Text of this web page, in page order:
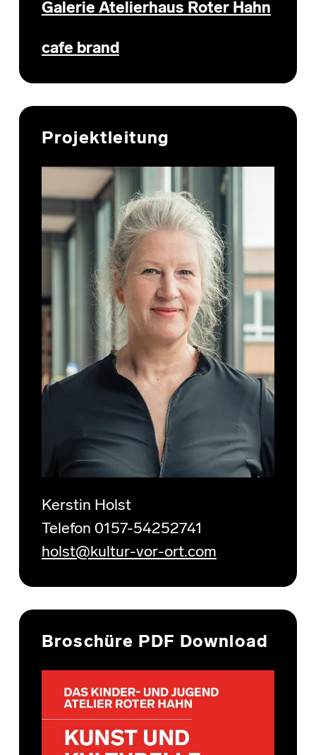
Galerie Atelierhaus Roter Hahn
cafe brand
Projektleitung
Kerstin Holst
Telefon 0157-54252741
holst@kultur-vor-ort.com
Broschüre PDF Download